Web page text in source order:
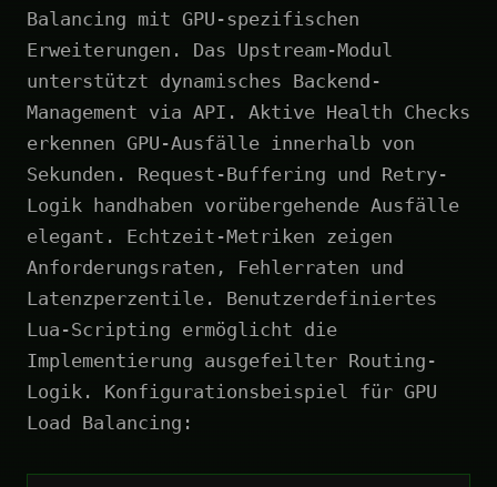
Balancing mit GPU-spezifischen
Erweiterungen. Das Upstream-Modul
unterstützt dynamisches Backend-
Management via API. Aktive Health Checks
erkennen GPU-Ausfälle innerhalb von
Sekunden. Request-Buffering und Retry-
Logik handhaben vorübergehende Ausfälle
elegant. Echtzeit-Metriken zeigen
Anforderungsraten, Fehlerraten und
Latenzperzentile. Benutzerdefiniertes
Lua-Scripting ermöglicht die
Implementierung ausgefeilter Routing-
Logik. Konfigurationsbeispiel für GPU
Load Balancing: